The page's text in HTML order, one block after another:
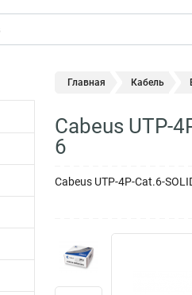
Главная Кабель
Cabeus UTP-
6
Cabeus UTP-4P-Cat.6-